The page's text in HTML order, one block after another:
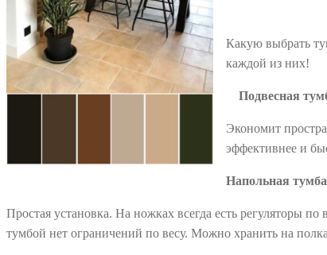
Какую выбрать
каждой из них!
Подвесная
Экономит
эффективнее и
Напольная
Простая установка. На ножках всегда есть регуляторы
тумбой нет ограничений по весу. Можно хранить на